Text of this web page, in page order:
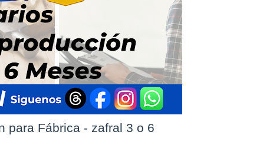
para Fábrica - zafral 3 o 6